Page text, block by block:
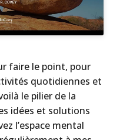
faire le point, pour
quotidiennes et
le pilier de la
idées et solutions
l’espace mental